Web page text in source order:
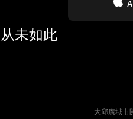
未如此
大邱廣域市